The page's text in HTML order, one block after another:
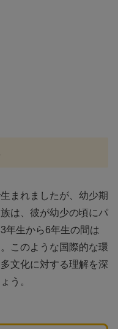
まれましたが、幼少期
は、彼が幼少の頃にパ
年生から6年生の間は
このような国際的な環
文化に対する理解を深
う。